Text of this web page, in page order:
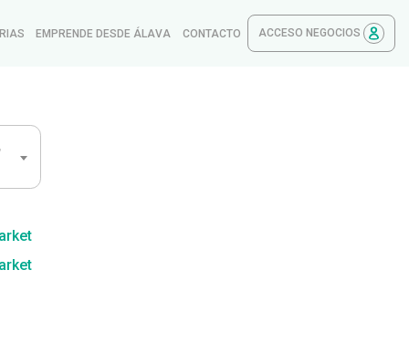
EMPRENDE DESDE ÁLAVA CONTACTO ACCESO NEGOCIOS